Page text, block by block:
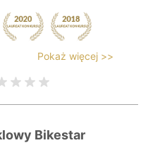
Pokaż więcej >>
Bikestar